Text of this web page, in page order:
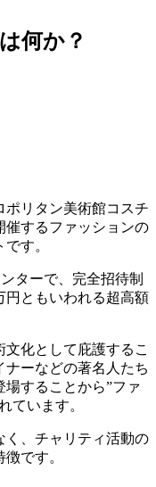
何か？
ポリタン美術館コスチ
催するファッションの
す。
ターで、完全招待制
円ともいわれる超高額
化として庇護するこ
ナーなどの著名人たち
することから”ファ
ています。
く、チャリティ活動の
です。